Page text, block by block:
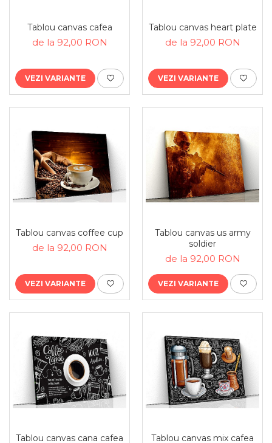
Tablou canvas cafea
de la 92,00 RON
VEZI VARIANTE
Tablou canvas heart plate
de la 92,00 RON
VEZI VARIANTE
Tablou canvas coffee cup
de la 92,00 RON
VEZI VARIANTE
Tablou canvas us army
soldier
de la 92,00 RON
VEZI VARIANTE
Tablou canvas cana cafea
Tablou canvas mix cafea